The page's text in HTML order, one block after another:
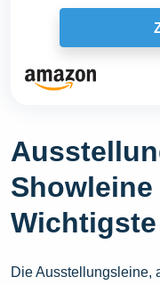
Showleine
Die Ausstellungsleine,